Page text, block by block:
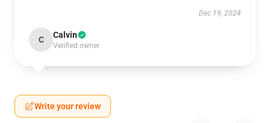
Dec 19, 2024
C Calvin
Verified owner
Write your review